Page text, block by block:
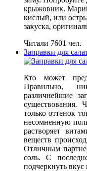
крыжовник.
кислый, или
закуска,
Читали 7601 чел.
Заправки для
Кто может
Правильно,
различнейшие
существования.
только оттенок
несомненную
растворяет
веществ
Отличным
соль. С
подчеркнуть вкус